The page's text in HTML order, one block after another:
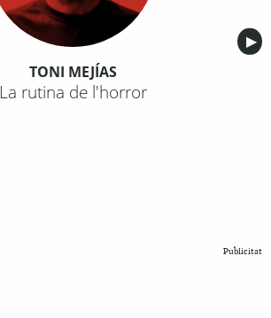
▶︎
TONI MEJÍAS
La rutina de l'horror
Publicitat